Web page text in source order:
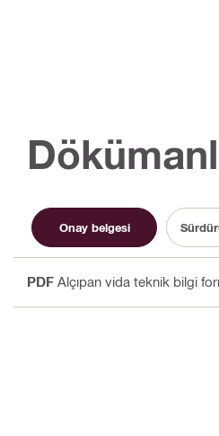
Onay belgesi
PDF Alçıpan vida teknik bilgi